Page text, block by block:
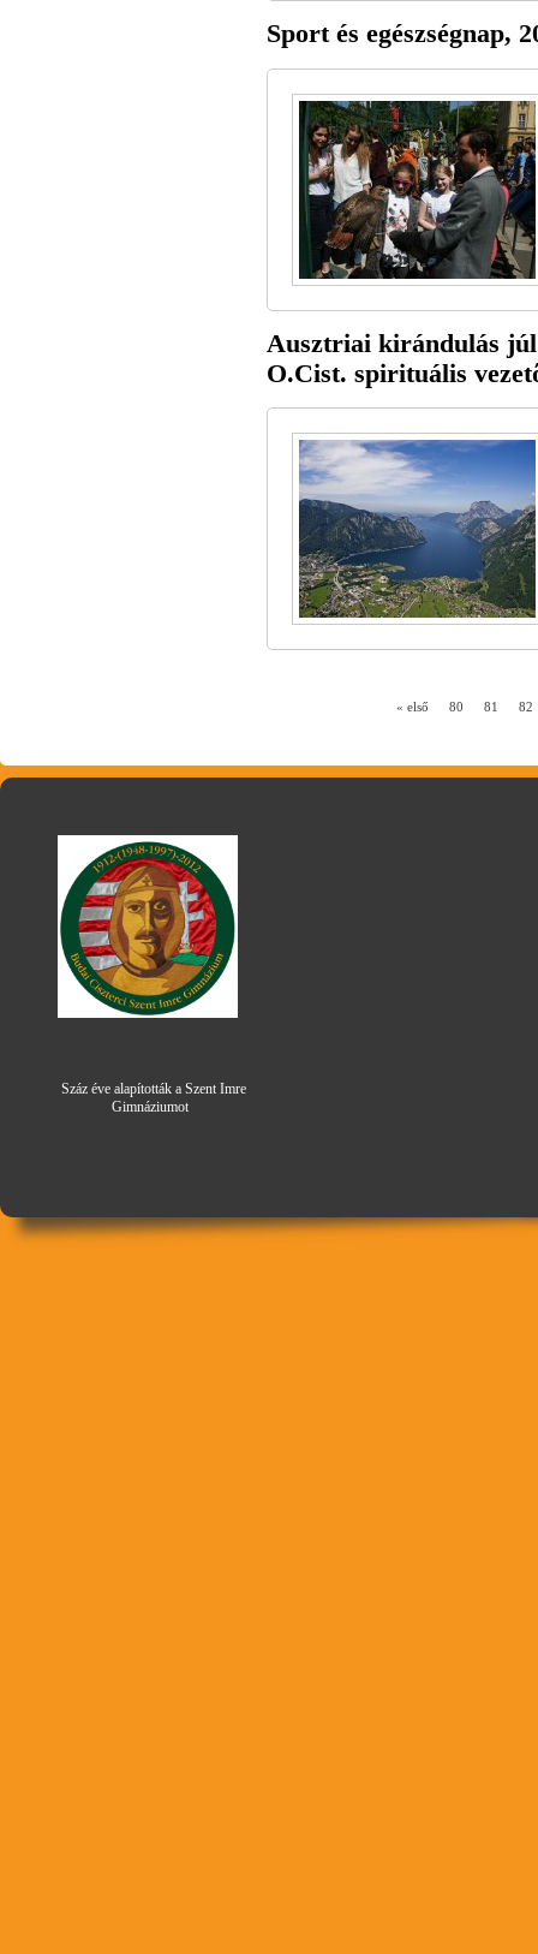
Sport és egészségnap,
Ausztriai kirándulás
O.Cist. spirituális
« első 80 81 82
Száz éve alapították a Szent Imre
Gimnáziumot